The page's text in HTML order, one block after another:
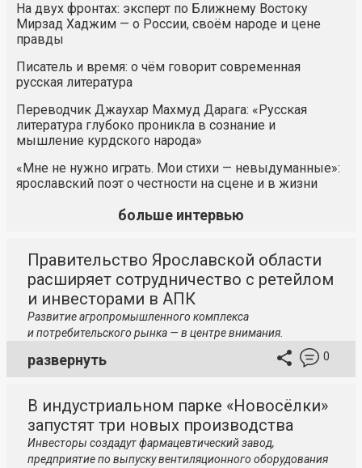
На двух фронтах: эксперт по Ближнему Востоку
Мирзад Хаджим — о России, своём народе и цене
правды
Писатель и время: о чём говорит современная
русская литература
Переводчик Джаухар Махмуд Дарага: «Русская
литература глубоко проникла в сознание и
мышление курдского народа»
«Мне не нужно играть. Мои стихи — невыдуманные»:
ярославский поэт о честности на сцене и в жизни
больше интервью
Правительство Ярославской области
расширяет сотрудничество с ретейлом
и инвесторами в АПК
Развитие агропромышленного комплекса
и потребительского рынка — в центре внимания.
развернуть 0
В индустриальном парке «Новосёлки»
запустят три новых производства
Инвесторы создадут фармацевтический завод,
предприятие по выпуску вентиляционного оборудования